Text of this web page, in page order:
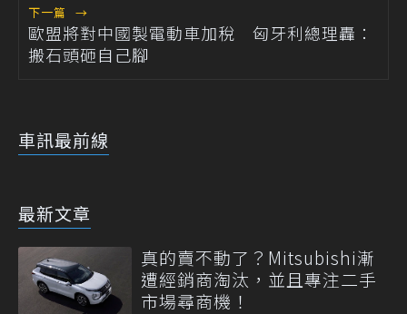
下一篇 →
歐盟將對中國製電動車加稅 匈牙利總理轟：
搬石頭砸自己腳
車訊最前線
最新文章
真的賣不動了？Mitsubishi漸
遭經銷商淘汰，並且專注二手
市場尋商機！